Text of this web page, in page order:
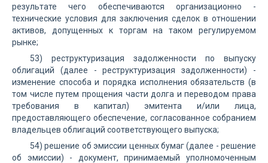
результате чего обеспечиваются организационно -
технические условия для заключения сделок в отношении
активов, допущенных к торгам на таком регулируемом
рынке;
53) реструктуризация задолженности по выпуску
облигаций (далее - реструктуризация задолженности) -
изменение способа и порядка исполнения обязательств (в
том числе путем прощения части долга и переводом права
требования в капитал) эмитента и/или лица,
предоставляющего обеспечение, согласованное собранием
владельцев облигаций соответствующего выпуска;
54) решение об эмиссии ценных бумаг (далее - решение
об эмиссии) - документ, принимаемый уполномоченным